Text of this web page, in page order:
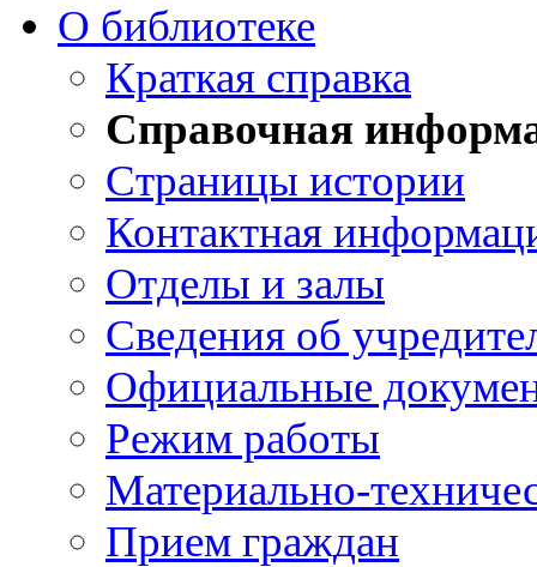
О библиотеке
Краткая справка
Справочная
Страницы истории
Контактная
Отделы и залы
Сведения об
Официальные
Режим работы
Материально-
Прием граждан